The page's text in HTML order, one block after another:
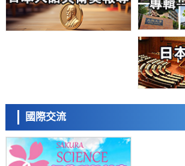
教授專訪
科學研究
慶應義塾大學闡明腦內「游擊手」小膠質細胞包
機制，有望用於開發阿茲海默症等疾病療法
日本東北大學與橫濱橡膠全球首次從奈米尺度揭
劣化抑制機制，為提升輪胎安全性與耐久性的材
望成為新型功能性材料
科學研究
群馬大學開發針對難治性癲癇的新型基因療法，利
子抑制發作
科學研究
九州大學揭示夜間眼壓升高機制：兩種激素波動疊
國際交流
日本科學未來館 科學交